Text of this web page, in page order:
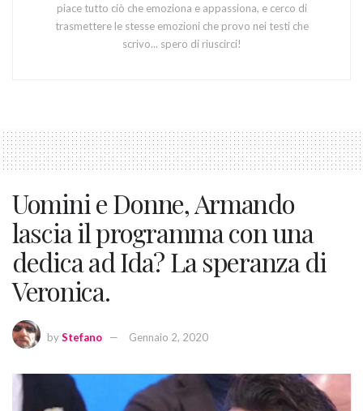
piace tutto ciò che emoziona e appassiona, e cerco di
trasmettere le stesse emozioni che provo nei testi che
scrivo... spero di riuscirci!
Uomini e Donne, Armando
lascia il programma con una
dedica ad Ida? La speranza di
Veronica.
byStefano Gennaio 2, 2020